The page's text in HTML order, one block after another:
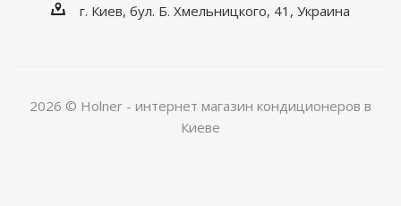
г. Киев, бул. Б. Хмельницкого, 41, Украина
2026 © Holner - интернет магазин кондиционеров в
Киеве